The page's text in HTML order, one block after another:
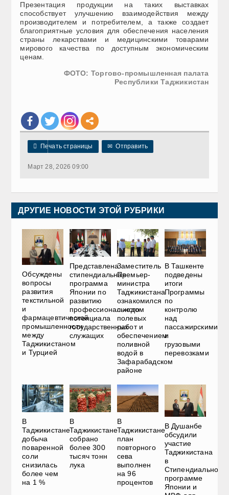
Презентация продукции на таких выставках
способствует улучшению взаимодействия между
производителем и потребителем, а также создает
благоприятные условия для обеспечения населения
страны лекарствами и медицинскими товарами
мирового качества по доступным экономическим
ценам.
ФОТО: Торгово-промышленная палата
Республики Таджикистан
 Печать страницы ✉ Отправить
Март 28, 2026 09:00
ДРУГИЕ НОВОСТИ ЭТОЙ РУБРИКИ
Обсуждены
вопросы
развития
текстильной
и
фармацевтической
промышленности
между
Таджикистаном
и Турцией
Представлена
стипендиальная
программа
Японии по
развитию
профессионального
потенциала
государственных
служащих
Заместитель
Премьер-
министра
Таджикистана
ознакомился
с ходом
полевых
работ и
обеспечением
поливной
водой в
Зафарабадском
районе
В Ташкенте
подведены
итоги
Программы
по
контролю
над
пассажирскими
и
грузовыми
перевозками
В
Таджикистане
добыча
поваренной
соли
снизилась
более чем
на 1 %
В
Таджикистане
собрано
более 300
тысяч тонн
лука
В
Таджикистане
план
повторного
сева
выполнен
на 96
процентов
В Душанбе
обсудили
участие
Таджикистана
в
Стипендиальной
программе
Японии и